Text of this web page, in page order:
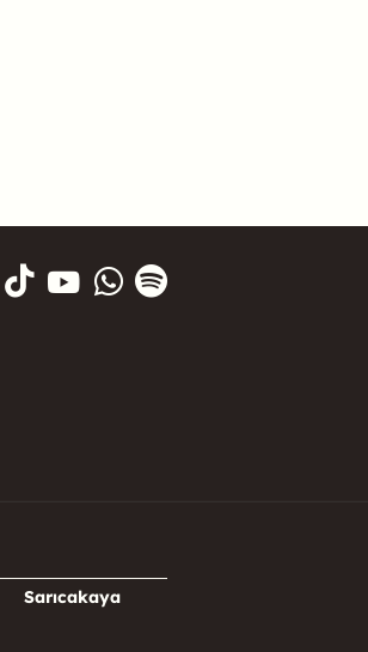
Sarıcakaya